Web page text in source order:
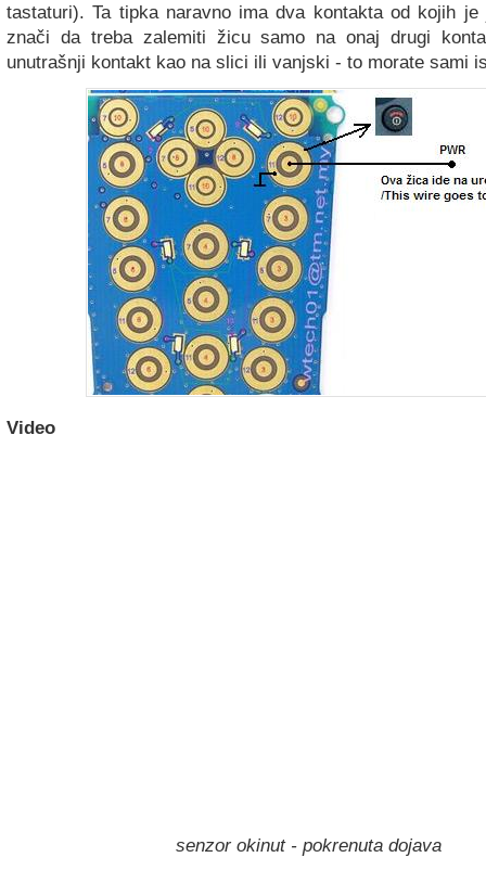
tastaturi). Ta tipka naravno ima dva kontakta od kojih je
znači da treba zalemiti žicu samo na onaj drugi
unutrašnji kontakt kao na slici ili vanjski - to morate sami
Video
senzor okinut - pokrenuta dojava